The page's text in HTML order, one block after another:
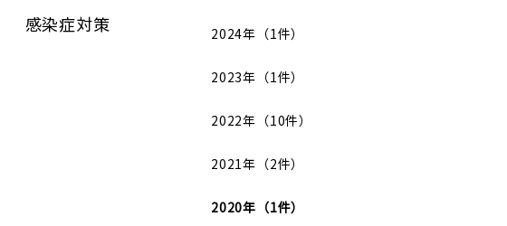
感染症対策 2024年（1件）
2023年（1件）
2022年（10件）
2021年（2件）
2020年（1件）